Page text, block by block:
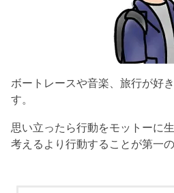
ボートレースや音楽、旅行が好
す。
思い立ったら行動をモットーに
考えるより行動することが第一